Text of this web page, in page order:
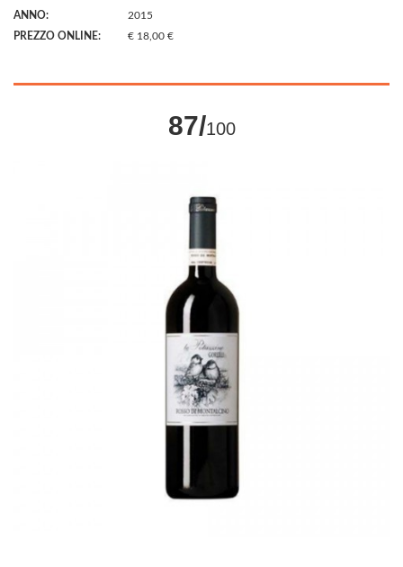
ANNO:
2015
PREZZO ONLINE:
€ 18,00 €
87/100